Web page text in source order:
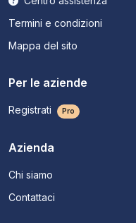
Termini e condizioni
Mappa del sito
Per le aziende
Registrati Pro
Azienda
Chi siamo
Contattaci